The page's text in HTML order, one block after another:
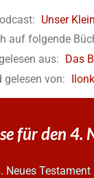
Unser
auf folgende
aus:
Das
gelesen von:
für den